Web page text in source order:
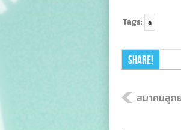
Tags: a
Share!
สมาคมลูก